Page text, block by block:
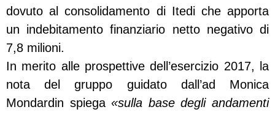
dovuto al consolidamento di Itedi che apporta
un indebitamento finanziario netto negativo di
7,8 milioni.
In merito alle prospettive dell’esercizio 2017, la
nota del gruppo guidato dall’ad Monica
Mondardin spiega«sulla base degli andamenti